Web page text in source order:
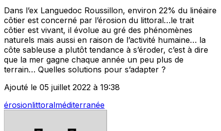
Dans l’ex Languedoc Roussillon, environ 22% du linéaire
côtier est concerné par l’érosion du littoral…le trait
côtier est vivant, il évolue au gré des phénomènes
naturels mais aussi en raison de l’activité humaine… la
côte sableuse a plutôt tendance à s’éroder, c’est à dire
que la mer gagne chaque année un peu plus de
terrain… Quelles solutions pour s’adapter ?
Ajouté le 05 juillet 2022 à 19:38
érosionlittoralméditerranée